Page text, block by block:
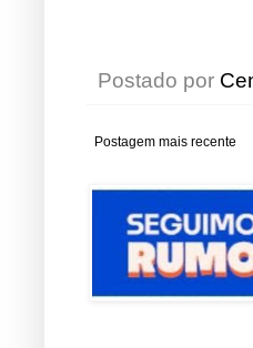
Postado por
Postagem mais recente